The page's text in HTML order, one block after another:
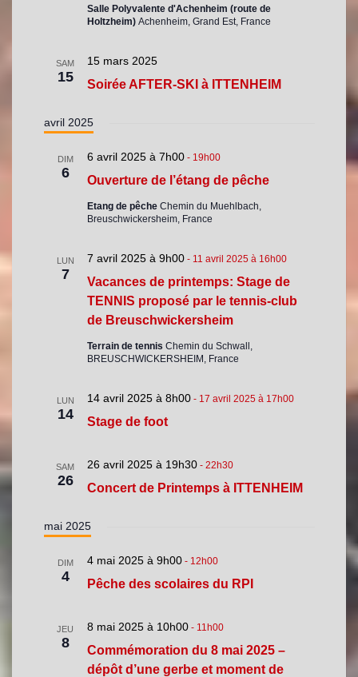
Salle Polyvalente d'Achenheim (route de
Holtzheim) Achenheim, Grand Est, France
SAM
15 Soirée AFTER-SKI à ITTENHEIM
15 mars 2025
avril 2025
DIM
6 Ouverture de l’étang de pêche
6 avril 2025 à 7h00- 19h00
Etang de pêche Chemin du Muehlbach,
Breuschwickersheim, France
LUN
7
Vacances de printemps: Stage de
TENNIS proposé par le tennis-club
de Breuschwickersheim
7 avril 2025 à 9h00- 11 avril 2025 à 16h00
Terrain de tennis Chemin du Schwall,
BREUSCHWICKERSHEIM, France
LUN
14 Stage de foot
14 avril 2025 à 8h00- 17 avril 2025 à 17h00
SAM
26 Concert de Printemps à ITTENHEIM
26 avril 2025 à 19h30- 22h30
mai 2025
DIM
4 Pêche des scolaires du RPI
4 mai 2025 à 9h00- 12h00
JEU
8
Commémoration du 8 mai 2025 –
dépôt d’une gerbe et moment de
8 mai 2025 à 10h00- 11h00